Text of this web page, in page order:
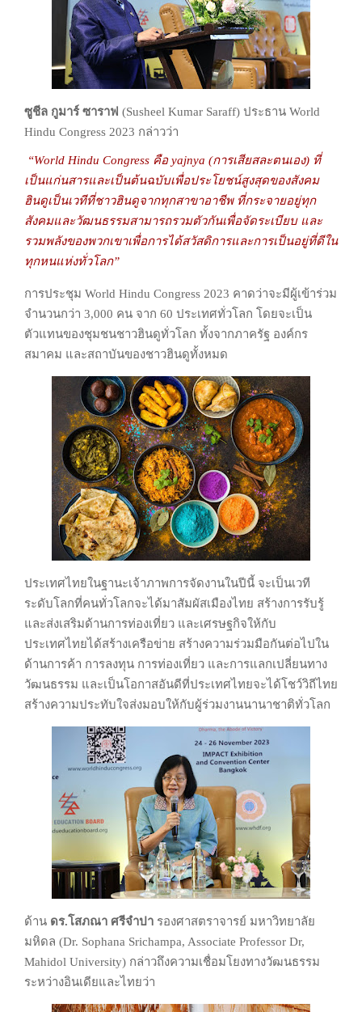
ซูชีล กูมาร์ ซาราฟ (Susheel Kumar Saraff) ประธาน World
Hindu Congress 2023 กล่าวว่า
“World Hindu Congress คือ yajnya (การเสียสละตนเอง) ที่
เป็นแก่นสารและเป็นต้นฉบับเพื่อประโยชน์สูงสุดของสังคม
ฮินดูเป็นเวทีที่ชาวฮินดูจากทุกสาขาอาชีพ ที่กระจายอยู่ทุก
สังคมและวัฒนธรรมสามารถรวมตัวกันเพื่อจัดระเบียบ และ
รวมพลังของพวกเขาเพื่อการได้สวัสดิการและการเป็นอยู่ที่ดีใน
ทุกหนแห่งทั่วโลก”
การประชุม World Hindu Congress 2023 คาดว่าจะมีผู้เข้าร่วม
จำนวนกว่า 3,000 คน จาก 60 ประเทศทั่วโลก โดยจะเป็น
ตัวแทนของชุมชนชาวฮินดูทั่วโลก ทั้งจากภาครัฐ องค์กร
สมาคม และสถาบันของชาวฮินดูทั้งหมด
ประเทศไทยในฐานะเจ้าภาพการจัดงานในปีนี้ จะเป็นเวที
ระดับโลกที่คนทั่วโลกจะได้มาสัมผัสเมืองไทย สร้างการรับรู้
และส่งเสริมด้านการท่องเที่ยว และเศรษฐกิจให้กับ
ประเทศไทยได้สร้างเครือข่าย สร้างความร่วมมือกันต่อไปใน
ด้านการค้า การลงทุน การท่องเที่ยว และการแลกเปลี่ยนทาง
วัฒนธรรม และเป็นโอกาสอันดีที่ประเทศไทยจะได้โชว์วิถีไทย
สร้างความประทับใจส่งมอบให้กับผู้ร่วมงานนานาชาติทั่วโลก
ด้าน ดร.โสภณา ศรีจำปา รองศาสตราจารย์ มหาวิทยาลัย
มหิดล (Dr. Sophana Srichampa, Associate Professor Dr,
Mahidol University) กล่าวถึงความเชื่อมโยงทางวัฒนธรรม
ระหว่างอินเดียและไทยว่า